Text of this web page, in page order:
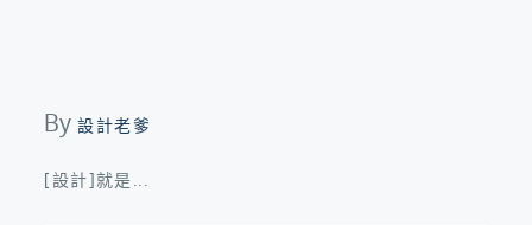
By設計老爹
[設計]就是...